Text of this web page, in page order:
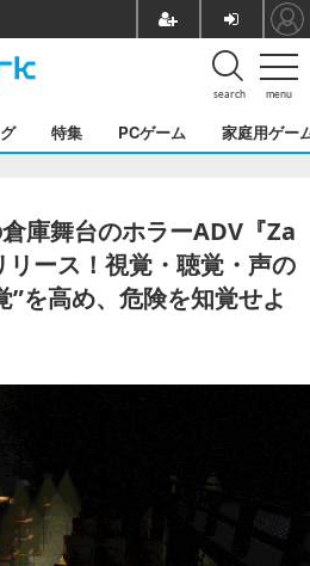
menu
search
特集 PCゲーム 家庭用ゲー
庫舞台のホラーADV『Za
ース！視覚・聴覚・声の
”を高め、危険を知覚せよ